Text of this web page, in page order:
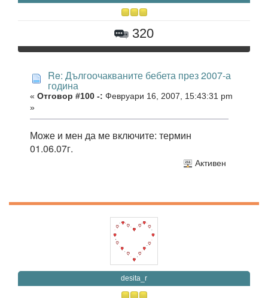
320
Re: Дългоочакваните бебета през 2007-а
година
« Отговор #100 -: Февруари 16, 2007, 15:43:31 pm
»
Може и мен да ме включите: термин
01.06.07г.
Активен
desita_r